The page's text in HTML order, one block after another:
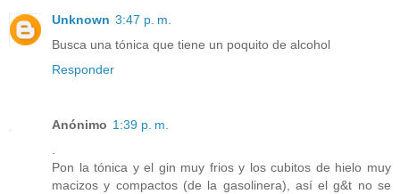
Unknown 3:47 p. m.
Busca una tónica que tiene un poquito de alcohol
Responder
Anónimo 1:39 p. m.
Pon la tónica y el gin muy frios y los cubitos de hielo muy
macizos y compactos (de la gasolinera), así el g&t no se